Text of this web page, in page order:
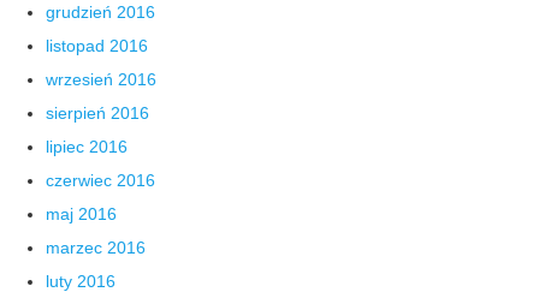
grudzień 2016
listopad 2016
wrzesień 2016
sierpień 2016
lipiec 2016
czerwiec 2016
maj 2016
marzec 2016
luty 2016